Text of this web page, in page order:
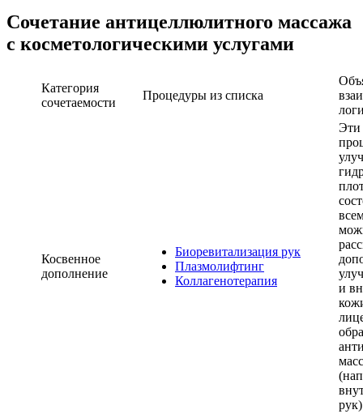
Сочетание антицеллюлитного массажа
с косметологическими услугами
Категория
сочетаемости
Процедуры из списка
Косвенное
дополнение
Биоревитализация рук
Плазмолифтинг
Коллагенотерапия
Эти
и
рук)